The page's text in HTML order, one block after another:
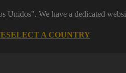
Unidos". We have a dedicated
SELECT A COUNTRY